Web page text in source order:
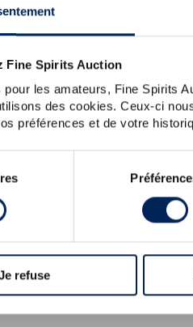
Fine Spirits Auction
les amateurs, Fine Spirits
des cookies. Ceux-ci
préférences et de votre
refuse
des Chartreuses Jaunes
que les foudres sans lesquels
La bouteille des V.E.P.
à 54% et la jaune à 42%.
c’est l’année de
2003 Of. Episcopale One of
Of. Jaune Santa Tecla 2016
2024 1L.